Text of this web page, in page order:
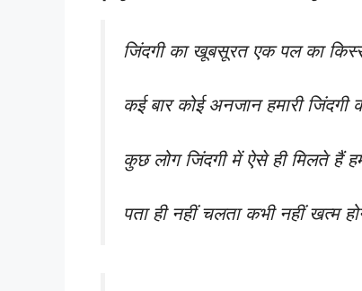
जिंदगी का खूबसूरत एक पल का
कई बार कोई अनजान हमारी जिंदगी
कुछ लोग जिंदगी में ऐसे ही मिलते हैं
पता ही नहीं चलता कभी नहीं खत्म